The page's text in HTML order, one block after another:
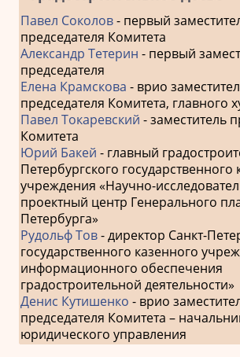
Павел Соколов- первый
председателя Комитета
Александр Тетерин - первый
председателя
Елена Крамскова - врио
председателя Комитета, главного
Павел Токаревский - заместитель
Комитета
Юрий Бакей - главный
Петербургского государственного
учреждения «Научно-
проектный центр Генерального
Петербурга»
Рудольф Тов- директор Санкт-
государственного казенного
информационного обеспечения
градостроительной деятельности»
Денис Кутишенко - врио
председателя Комитета –
юридического управления